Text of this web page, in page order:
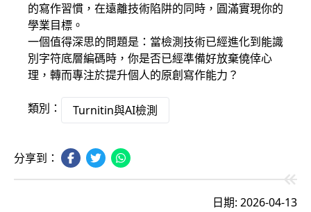
的寫作習慣，在遠離技術陷阱的同時，圓滿實現你的
學業目標。
一個值得深思的問題是：當檢測技術已經進化到能識
別字符底層編碼時，你是否已經準備好放棄僥倖心
理，轉而專注於提升個人的原創寫作能力？
類別： Turnitin與AI檢測
分享到：
日期: 2026-04-13